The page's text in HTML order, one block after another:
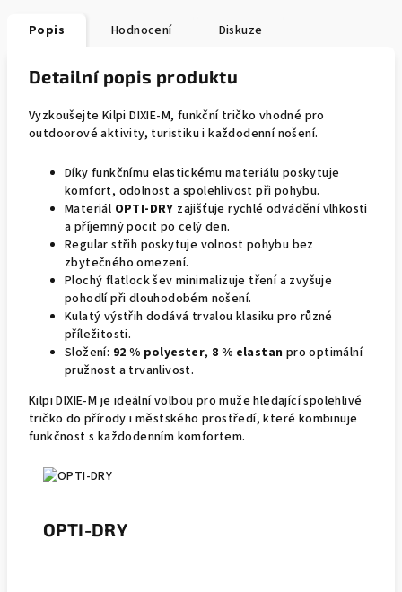
Popis Hodnocení Diskuze
Detailní popis produktu
Vyzkoušejte Kilpi DIXIE-M, funkční tričko vhodné pro
outdoorové aktivity, turistiku i každodenní nošení.
Díky funkčnímu elastickému materiálu poskytuje
komfort, odolnost a spolehlivost při pohybu.
Materiál OPTI-DRY zajišťuje rychlé odvádění vlhkosti
a příjemný pocit po celý den.
Regular střih poskytuje volnost pohybu bez
zbytečného omezení.
Plochý flatlock šev minimalizuje tření a zvyšuje
pohodlí při dlouhodobém nošení.
Kulatý výstřih dodává trvalou klasiku pro různé
příležitosti.
Složení: 92 % polyester, 8 % elastan pro optimální
pružnost a trvanlivost.
Kilpi DIXIE-M je ideální volbou pro muže hledající spolehlivé
tričko do přírody i městského prostředí, které kombinuje
funkčnost s každodenním komfortem.
OPTI-DRY